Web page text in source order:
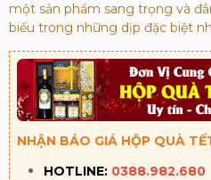
một sản phẩm sang trọng và
biếu trong những dịp đặc biệt
NHẬN BÁO GIÁ HỘP QUÀ
HOTLINE: 0388.982.680